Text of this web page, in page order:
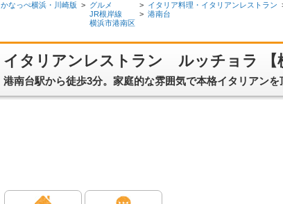
かなっぺ横浜・川崎版 > グルメ
JR根岸線
横浜市港南区
> イタリア料理・イタリアンレストラン
> 港南台
イタリアンレストラン ルッチョラ 【
港南台駅から徒歩3分。家庭的な雰囲気で本格イタリアン